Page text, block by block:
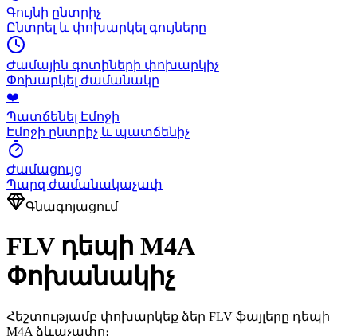
Գույնի ընտրիչ
Ընտրել և փոխարկել գույները
Ժամային գոտիների փոխարկիչ
Փոխարկել ժամանակը
❤️
Պատճենել Էմոջի
Էմոջի ընտրիչ և պատճենիչ
Ժամացույց
Պարզ ժամանակաչափ
Գնագոյացում
FLV դեպի M4A
Փոխանակիչ
Հեշտությամբ փոխարկեք ձեր FLV ֆայլերը դեպի
M4A ձևաչափը։